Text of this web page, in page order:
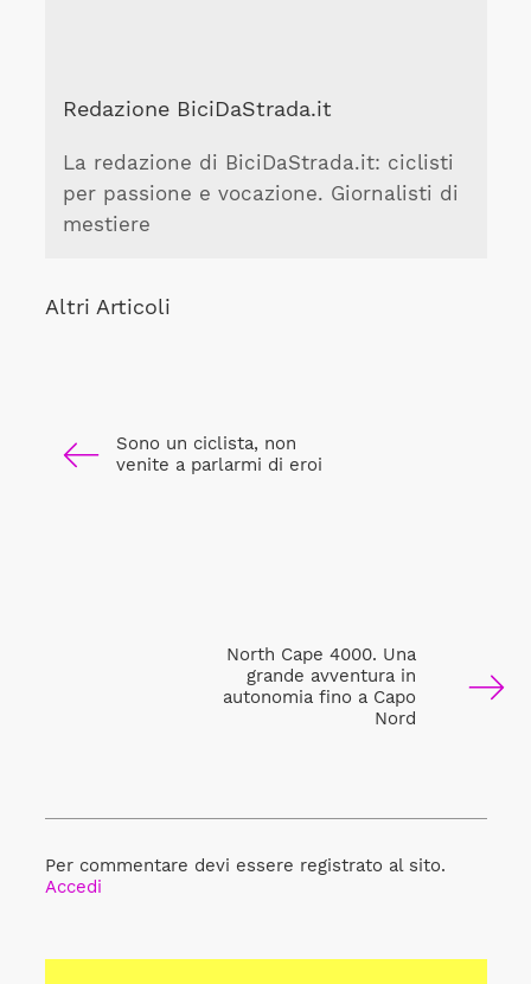
Redazione BiciDaStrada.it
La redazione di BiciDaStrada.it: ciclisti
per passione e vocazione. Giornalisti di
mestiere
Altri Articoli
Sono un ciclista, non
venite a parlarmi di eroi
North Cape 4000. Una
grande avventura in
autonomia fino a Capo
Nord
Per commentare devi essere registrato al sito.
Accedi